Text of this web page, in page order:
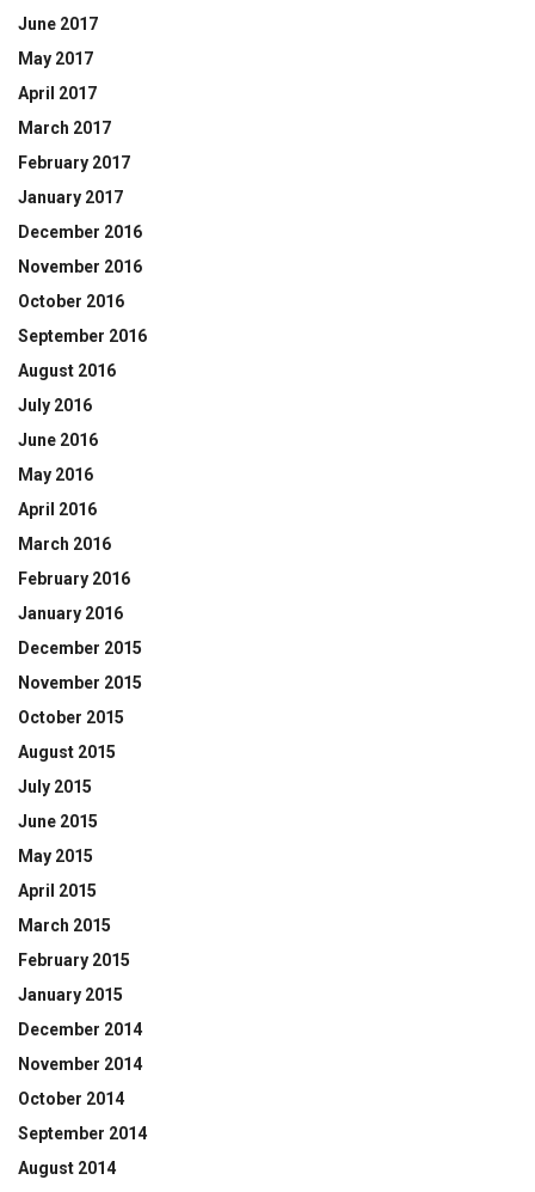
June 2017
May 2017
April 2017
March 2017
February 2017
January 2017
December 2016
November 2016
October 2016
September 2016
August 2016
July 2016
June 2016
May 2016
April 2016
March 2016
February 2016
January 2016
December 2015
November 2015
October 2015
August 2015
July 2015
June 2015
May 2015
April 2015
March 2015
February 2015
January 2015
December 2014
November 2014
October 2014
September 2014
August 2014